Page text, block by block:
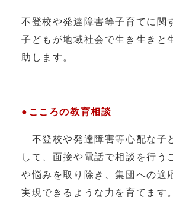
不登校や発達障害等子育てに関
子どもが地域社会で生き生きと
助します。
●こころの教育相談
不登校や発達障害等心配な子
して、面接や電話で相談を行う
や悩みを取り除き、集団への適
実現できるような力を育てます